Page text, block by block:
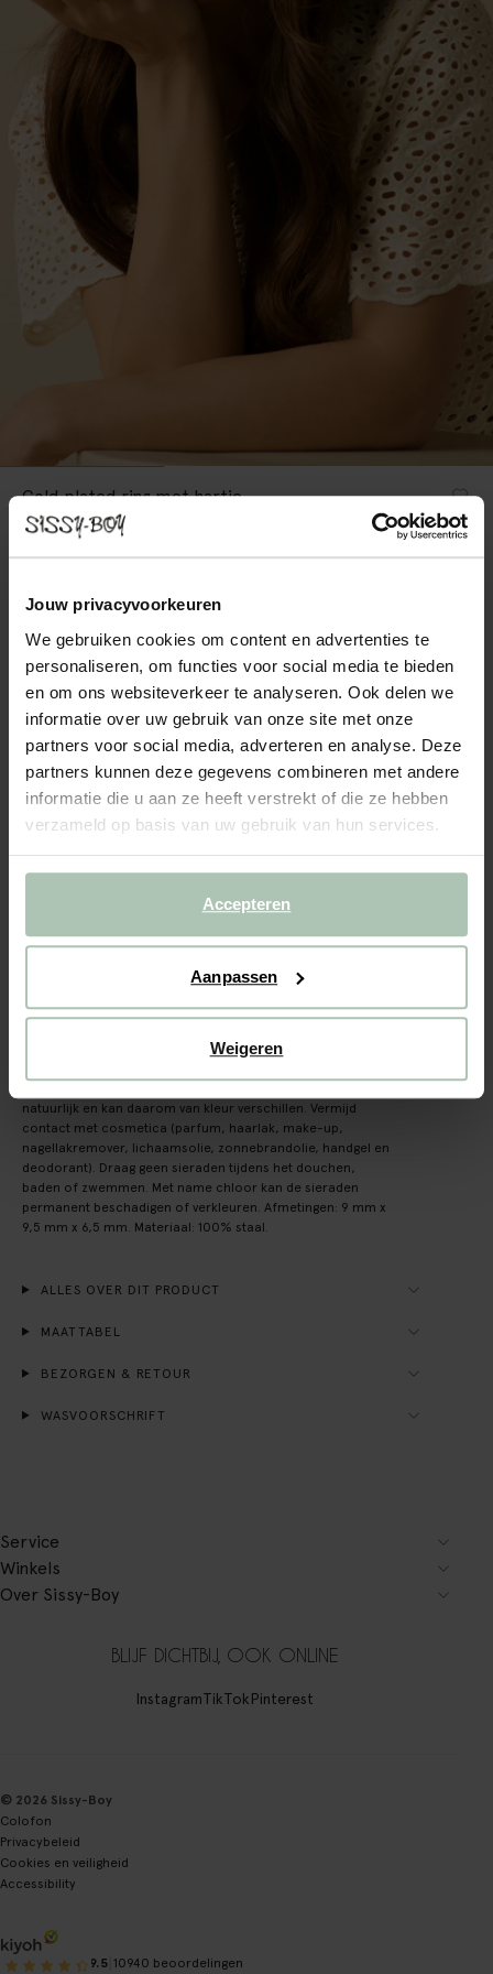
Jouw privacyvoorkeuren
We gebruiken cookies om content en advertenties te
personaliseren, om functies voor social media te bieden
en om ons websiteverkeer te analyseren. Ook delen we
informatie over uw gebruik van onze site met onze
partners voor social media, adverteren en analyse. Deze
partners kunnen deze gegevens combineren met andere
informatie die u aan ze heeft verstrekt of die ze hebben
verzameld op basis van uw gebruik van hun services.
Accepteren
Aanpassen
Weigeren
Gold plated ring met hartje
Kies jouw maat
14 15 16 17 18 19
BEKIJK WINKELVOORRAAD
Gratis verzending naar winkel
OMSCHRIJVING
Gold plated ring met hartje van Sissy-Boy. De ring heeft een
natuurlijk en kan daarom van kleur verschillen. Vermijd
contact met cosmetica (parfum, haarlak, make-up,
nagellakremover, lichaamsolie, zonnebrandolie, handgel en
deodorant). Draag geen sieraden tijdens het douchen,
baden of zwemmen. Met name chloor kan de sieraden
permanent beschadigen of verkleuren. Afmetingen: 9 mm x
9,5 mm x 6,5 mm. Materiaal: 100% staal.
ALLES OVER DIT PRODUCT
MAATTABEL
BEZORGEN & RETOUR
WASVOORSCHRIFT
Service
Winkels
Over Sissy-Boy
BLIJF DICHTBIJ, OOK ONLINE
InstagramTikTokPinterest
© 2026 Sissy-Boy
Colofon
Privacybeleid
Cookies en veiligheid
Accessibility
9.5 10940 beoordelingen